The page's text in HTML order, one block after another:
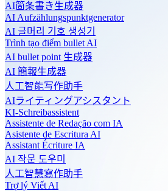
AI箇条書き生成器
AI Aufzählungspunktgenerator
AI 글머리 기호 생성기
Trình tạo điểm bullet AI
AI bullet point 生成器
AI 簡報生成器
人工智能写作助手
AIライティングアシスタント
KI-Schreibassistent
Assistente de Redação com IA
Asistente de Escritura AI
Assistant Écriture IA
AI 작문 도우미
人工智慧寫作助手
Trợ lý Viết AI